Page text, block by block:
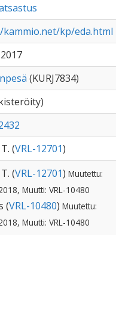
kp/eda.html
(KURJ7834)
(VRL-12701)
(VRL-12701) Muutettu:
Muutti: VRL-10480
(VRL-10480) Muutettu:
Muutti: VRL-10480